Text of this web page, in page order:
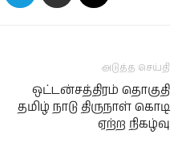
அடுத்த செய்தி
ஒட்டன்சத்திரம் தொகுதி
தமிழ் நாடு திருநாள் கொடி
ஏற்ற நிகழ்வு